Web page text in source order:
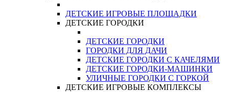
ДЕТСКИЕ ИГРОВЫЕ ПЛОЩАДКИ
ДЕТСКИЕ ГОРОДКИ
ДЕТСКИЕ ГОРОДКИ
ГОРОДКИ ДЛЯ ДАЧИ
ДЕТСКИЕ ГОРОДКИ С КАЧЕЛЯМИ
ДЕТСКИЕ ГОРОДКИ-МАШИНКИ
УЛИЧНЫЕ ГОРОДКИ С ГОРКОЙ
ДЕТСКИЕ ИГРОВЫЕ КОМПЛЕКСЫ